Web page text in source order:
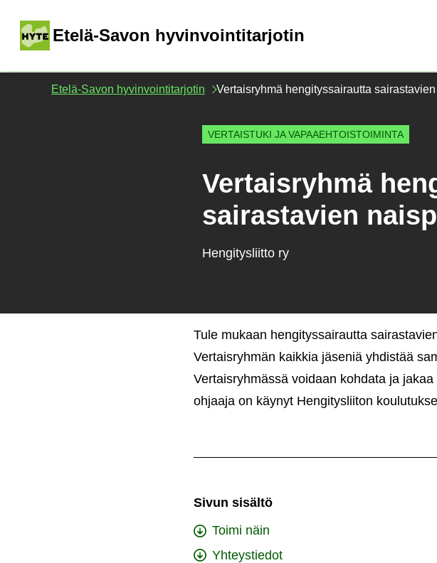
sisältöön
Etelä-Savon hyvinvointitarjotin
Etelä-Savon hyvinvointitarjotin Vertaisryhmä hengityssairautta
VERTAISTUKI JA VAPAAEHTOISTOIMINTA
Vertaisryhmä
sairastavien
Hengitysliitto ry
Tule mukaan hengityssairautta
Vertaisryhmän kaikkia jäseniä yhdistää
Vertaisryhmässä voidaan kohdata ja
ohjaaja on käynyt Hengitysliiton
Sivun sisältö
Toimi näin
Yhteystiedot